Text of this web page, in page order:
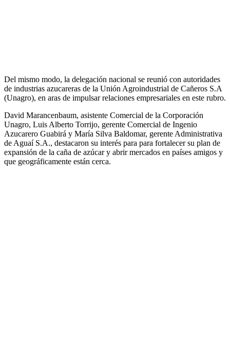
Del mismo modo, la delegación nacional se reunió con autoridades
de industrias azucareras de la Unión Agroindustrial de Cañeros S.A
(Unagro), en aras de impulsar relaciones empresariales en este rubro.
David Marancenbaum, asistente Comercial de la Corporación
Unagro, Luis Alberto Torrijo, gerente Comercial de Ingenio
Azucarero Guabirá y María Silva Baldomar, gerente Administrativa
de Aguaí S.A., destacaron su interés para para fortalecer su plan de
expansión de la caña de azúcar y abrir mercados en países amigos y
que geográficamente están cerca.